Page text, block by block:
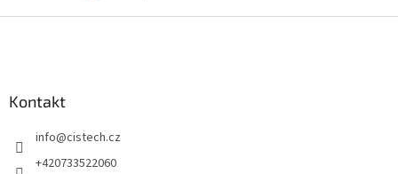
Kontakt
info@cistech.cz
+420733522060